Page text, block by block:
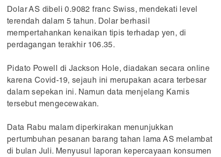
Dolar AS dibeli 0.9082 franc Swiss, mendekati level
terendah dalam 5 tahun. Dolar berhasil
mempertahankan kenaikan tipis terhadap yen, di
perdagangan terakhir 106.35.
Pidato Powell di Jackson Hole, diadakan secara online
karena Covid-19, sejauh ini merupakan acara terbesar
dalam sepekan ini. Namun data menjelang Kamis
tersebut mengecewakan.
Data Rabu malam diperkirakan menunjukkan
pertumbuhan pesanan barang tahan lama AS melambat
di bulan Juli. Menyusul laporan kepercayaan konsumen